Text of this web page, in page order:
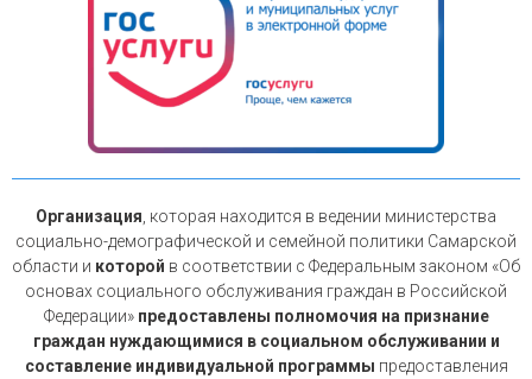
Организация , которая находится в ведении министерства
социально-демографической и семейной политики Самарской
области и которой в соответствии с Федеральным законом «Об
основах социального обслуживания граждан в Российской
Федерации» предоставлены полномочия на признание
граждан нуждающимися в социальном обслуживании и
составление индивидуальной программы предоставления